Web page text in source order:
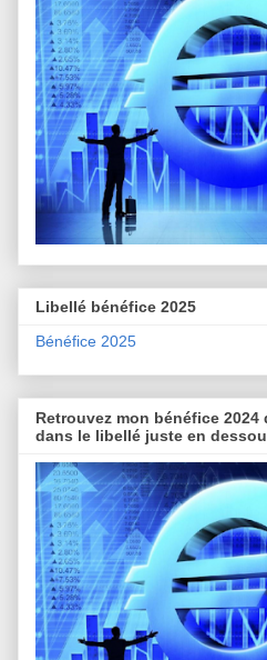
Libellé bénéfice 2025
Bénéfice 2025
Retrouvez mon bénéfice
dans le libellé juste en